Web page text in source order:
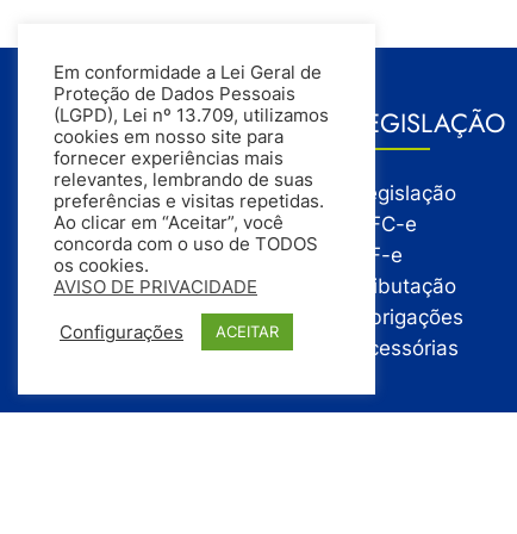
GESTÃO
Gestão
Gestão Financeira
Gestão de Pessoas
Compras
Estoque
Vendas
LEGISLAÇÃO
Legislação
NFC-e
NF-e
Tributação
Obrigações
Acessórias
Em conformidade a Lei Geral de
Proteção de Dados Pessoais
(LGPD), Lei nº 13.709, utilizamos
cookies em nosso site para
fornecer experiências mais
relevantes, lembrando de suas
preferências e visitas repetidas.
Ao clicar em “Aceitar”, você
concorda com o uso de TODOS
os cookies.
AVISO DE PRIVACIDADE
Configurações ACEITAR